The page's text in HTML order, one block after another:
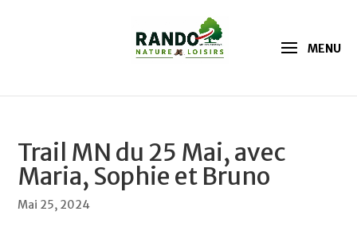
Trail MN du 25 Mai, avec
Maria, Sophie et Bruno
Mai 25, 2024